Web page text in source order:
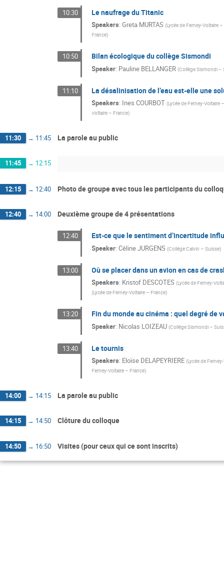
10:30 Le naufrage du Titanic
Speakers:Greta MURTAS (Lycée de Ferney-Voltaire
France)
10:50 Bilan écologique du collège Sismondi
Speaker: Pauline BELLANGER (Collège Sismondi –
11:10 La désalinisation de l’eau est-elle une
Speakers: Ines COURBOT (Lycée de Ferney-Voltaire
Voltaire – France)
11:30 → 11:45 La parole au public
11:45 → 12:15
12:15 → 12:40 Photo de groupe avec tous les participants du
12:40 → 14:00 Deuxième groupe de 4 présentations
12:40 Est-ce que le sentiment d’incertitude
Speaker:Céline JURGENS (Collège Calvin – Suisse)
13:00 Où se placer dans un avion en cas de
Speakers: Kristof DESCOTES (Lycée de Ferney-
(Lycée de Ferney-Voltaire – France)
13:20 Fin du monde au cinéma : quel degré de
Speaker: Nicolas LOIZEAU (Collège Sismondi –
13:40 Le tournis
Speakers: Eloïse DELAPEYRIERE (Lycée de
Ferney-Voltaire – France)
14:00 → 14:15 La parole au public
14:15 → 14:50 Clôture du colloque
14:50 → 16:50 Visites (pour ceux qui ce sont inscrits)